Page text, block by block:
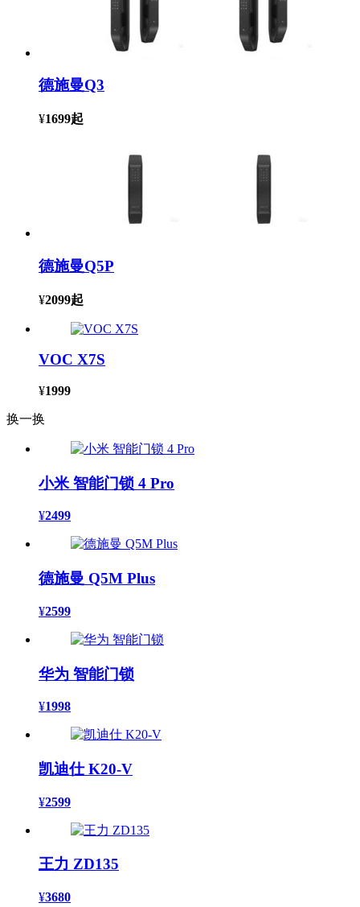
德施曼Q3
¥1699起
德施曼Q5P
¥2099起
VOC X7S
¥1999
换一换
小米 智能门锁 4 Pro
¥2499
德施曼 Q5M Plus
¥2599
华为 智能门锁
¥1998
凯迪仕 K20-V
¥2599
王力 ZD135
¥3680